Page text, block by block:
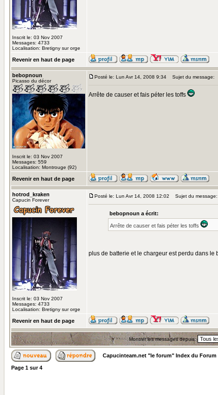
Inscrit le: 03 Nov 2007
Messages: 4733
Localisation: Bretigny sur orge
Revenir en haut de page
bebopnoun
Picasso du décor
Inscrit le: 03 Nov 2007
Messages: 559
Localisation: Montrouge (92)
Posté le: Lun Avr 14, 2008 9:34 Sujet du message:
Arrête de causer et fais péter les toffs
Revenir en haut de page
hotrod_kraken
Capucin Forever
Inscrit le: 03 Nov 2007
Messages: 4733
Localisation: Bretigny sur orge
Posté le: Lun Avr 14, 2008 12:02 Sujet du message:
bebopnoun a écrit:
Arrête de causer et fais péter les toffs
plus de batterie et le chargeur est perdu dans
Revenir en haut de page
Montrer les messages depuis:
Capucinteam.net "le forum" Index du Forum
Page 1 sur4